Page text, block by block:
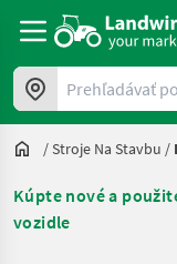
Prehľadávať ponuky
/Stroje Na Stavbu /
Kúpte nové a
vozidle